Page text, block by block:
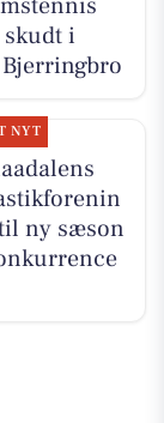
i
NYT
ny sæson